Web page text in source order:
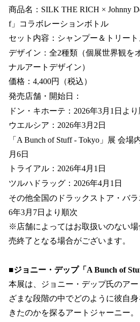
商品名：SILK THE RICH × Johnny
f」コラボレーションボトル
セット内容：シャンプー＆トリート
デザイン：全2種類（個展世界観を
ナルアートデザイン）
価格：4,400円（税込）
発売店舗・開始日：
ドン・キホーテ：2026年3月1日よ
ウエルシア：2026年3月2日
「A Bunch of Stuff - Tokyo」展 会場
月6日
トライアル：2026年4月1日
ツルハドラッグ：2026年4月1日
その他全国のドラックストア・バ
6年3月7日より順次
※店舗によってはお取扱いのない場
売終了となる場合がございます。
■ジョニー・デップ「A Bunch of
本展は、ジョニー・デップ氏のア
ざまな段階の中でどのように彼自
きたのかを探るアートジャーニー。